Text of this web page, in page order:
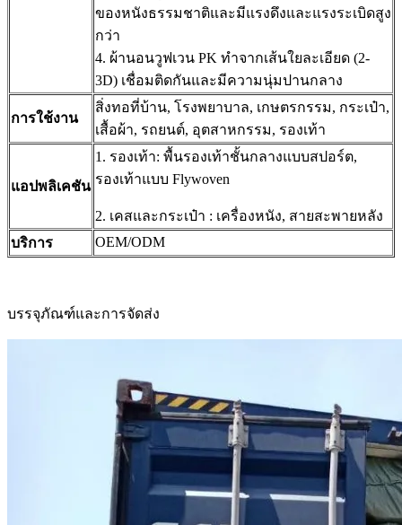
ของหนังธรรมชาติและมีแรงดึงและแรงระเบิดสูง
กว่า
4. ผ้านอนวูฟเวน PK ทำจากเส้นใยละเอียด (2-
3D) เชื่อมติดกันและมีความนุ่มปานกลาง
การใช้งาน
สิ่งทอที่บ้าน, โรงพยาบาล, เกษตรกรรม, กระเป๋า,
เสื้อผ้า, รถยนต์, อุตสาหกรรม, รองเท้า
แอปพลิเคชัน
1. รองเท้า: พื้นรองเท้าชั้นกลางแบบสปอร์ต,
รองเท้าแบบ Flywoven
2. เคสและกระเป๋า : เครื่องหนัง, สายสะพายหลัง
บริการ
OEM/ODM
บรรจุภัณฑ์และการจัดส่ง